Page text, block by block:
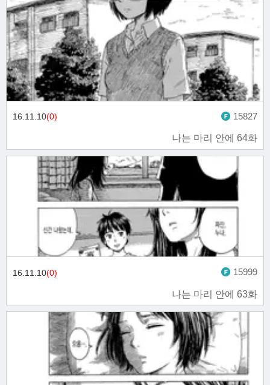
나는 마리 안에 64화
16.11.10(0) 15827
나는 마리 안에 63화
16.11.10(0) 15999